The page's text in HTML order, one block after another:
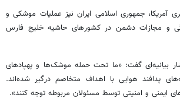
آمریکا، جمهوری اسلامی ایران نیز عملیات موشکی و
و مجازات دشمن در کشورهای حاشیه خلیج فارس
بیانیه‌ای گفت: «ما تحت حمله موشک‌ها و پهپادهای
پدافند هوایی با اهداف متخاصم درگیر شده‌اند.
ایمنی و امنیتی توسط مسئولان مربوطه توجه کنند».